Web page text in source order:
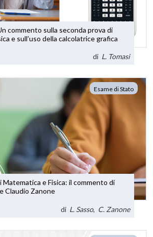
commento sulla seconda prova di
e sull’uso della calcolatrice grafica
di L. Tomasi
Esame di Stato
Matematica e Fisica: il commento di
Claudio Zanone
di L. Sasso, C. Zanone